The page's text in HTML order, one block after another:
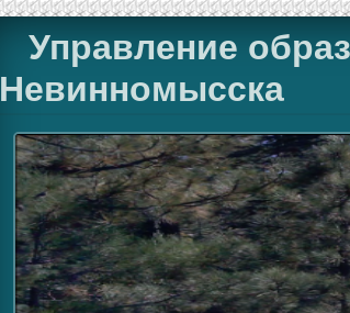
Управление
Невинномысска